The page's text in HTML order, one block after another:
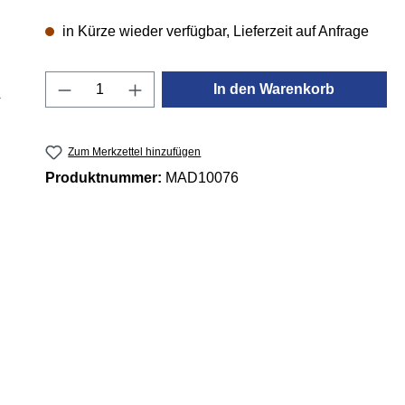
in Kürze wieder verfügbar, Lieferzeit auf Anfrage
Produkt Anzahl: Gib den
In den Warenkorb
Zum Merkzettel hinzufügen
Produktnummer: MAD10076